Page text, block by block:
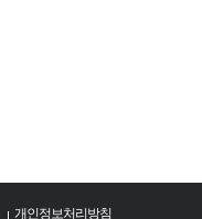
개인정보처리방침